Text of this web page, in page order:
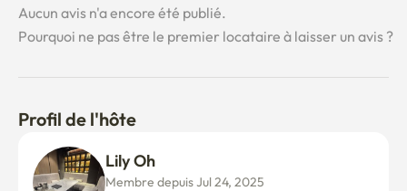
Aucun avis n'a encore été publié.
Pourquoi ne pas être le premier locataire à laisser un avis ?
Profil de l'hôte
Lily Oh
Membre depuis Jul 24, 2025